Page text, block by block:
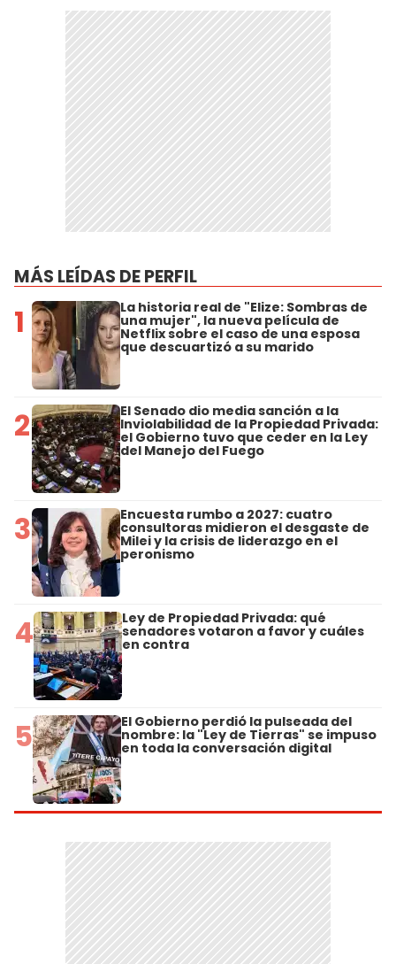
MÁS LEÍDAS DE PERFIL
1 La historia real de "Elize: Sombras de
una mujer", la nueva película de
Netflix sobre el caso de una esposa
que descuartizó a su marido
2 El Senado dio media sanción a la
Inviolabilidad de la Propiedad Privada:
el Gobierno tuvo que ceder en la Ley
del Manejo del Fuego
3 Encuesta rumbo a 2027: cuatro
consultoras midieron el desgaste de
Milei y la crisis de liderazgo en el
peronismo
4 Ley de Propiedad Privada: qué
senadores votaron a favor y cuáles
en contra
5 El Gobierno perdió la pulseada del
nombre: la "Ley de Tierras" se impuso
en toda la conversación digital